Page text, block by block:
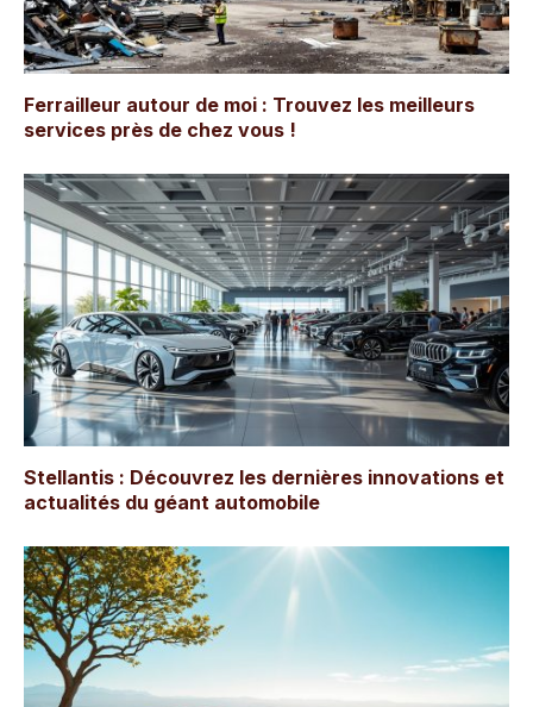
Ferrailleur autour de moi : Trouvez les meilleurs
services près de chez vous !
Stellantis : Découvrez les dernières innovations et
actualités du géant automobile